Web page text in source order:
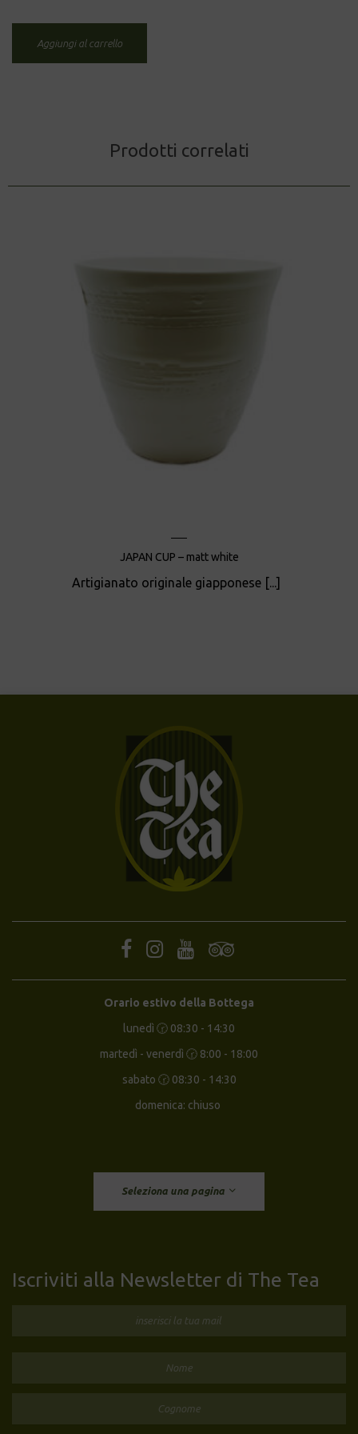
GYOKURO
quantitàAggiungi al carrello
Prodotti correlati
JAPAN CUP – matt white
Artigianato originale giapponese [...]
Orario estivo della Bottega
lunedì 🕝 08:30 - 14:30
martedì - venerdì 🕝 8:00 - 18:00
sabato 🕝 08:30 - 14:30
domenica: chiuso
Seleziona una pagina
Iscriviti alla Newsletter di The Tea